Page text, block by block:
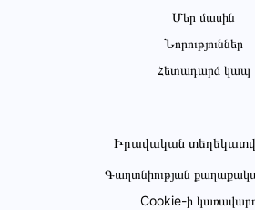
Մեր մասին
Նորություններ
Հետադարձ կապ
Իրավական
Գաղտնիության
Cookie-ի